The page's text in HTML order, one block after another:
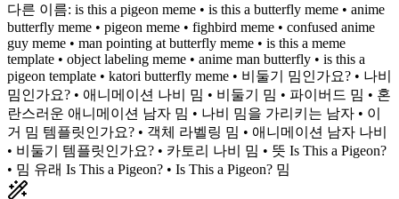
다른 이름: is this a pigeon meme • is this a butterfly meme • anime
butterfly meme • pigeon meme • fighbird meme • confused anime
guy meme • man pointing at butterfly meme • is this a meme
template • object labeling meme • anime man butterfly • is this a
pigeon template • katori butterfly meme • 비둘기 밈인가요? • 나비
밈인가요? • 애니메이션 나비 밈 • 비둘기 밈 • 파이버드 밈 • 혼
란스러운 애니메이션 남자 밈 • 나비 밈을 가리키는 남자 • 이
거 밈 템플릿인가요? • 객체 라벨링 밈 • 애니메이션 남자 나비
• 비둘기 템플릿인가요? • 카토리 나비 밈 • 뜻 Is This a Pigeon?
• 밈 유래 Is This a Pigeon? • Is This a Pigeon? 밈